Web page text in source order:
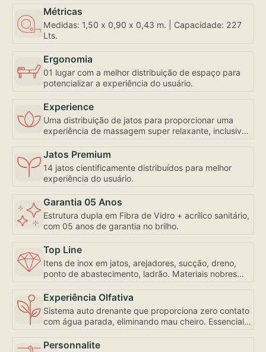
Métricas
Medidas: 1,50 x 0,90 x 0,43 m. | Capacidade: 227
Lts.
Ergonomia
01 lugar com a melhor distribuição de espaço para
potencializar a experiência do usuário.
Experience
Uma distribuição de jatos para proporcionar uma
experiência de massagem super relaxante, inclusive
bem como a mais robusta motobomba do mercado –
uma exclusividade Amazon Spa focada em seu bem-
estar.
Jatos Premium
14 jatos cientificamente distribuídos para melhor
experiência do usuário.
Garantia 05 Anos
Estrutura dupla em Fibra de Vidro + acrílico sanitário,
com 05 anos de garantia no brilho.
Top Line
Itens de inox em jatos, arejadores, sucção, dreno,
ponto de abastecimento, ladrão. Materiais nobres
Experiência Olfativa
Sistema auto drenante que proporciona zero contato
com água parada, eliminando mau cheiro. Essencial
Personnalite